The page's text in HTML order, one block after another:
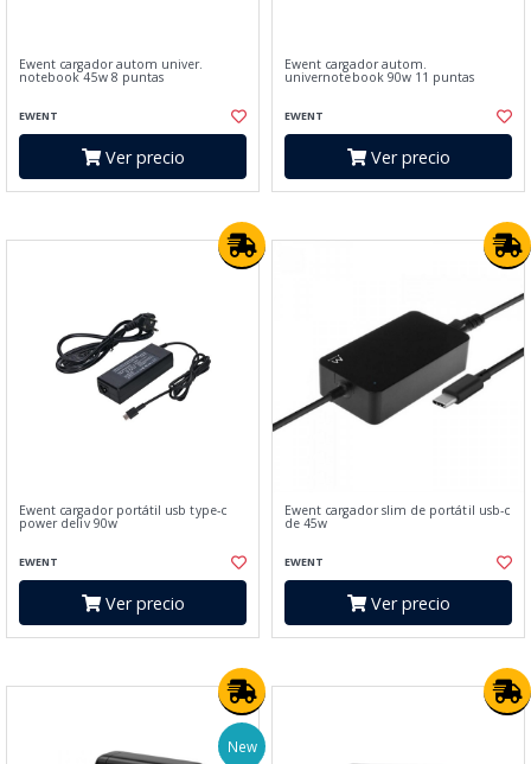
Ewent cargador autom univer.
notebook 45w 8 puntas
EWENT
Ver precio
Ewent cargador autom.
univernotebook 90w 11 puntas
EWENT
Ver precio
Ewent cargador portátil usb type-c
power deliv 90w
EWENT
Ver precio
Ewent cargador slim de portátil usb-c
de 45w
EWENT
Ver precio
New